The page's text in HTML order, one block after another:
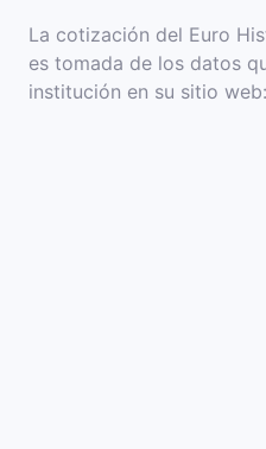
La cotización del Euro
es tomada de los datos
institución en su sitio web: